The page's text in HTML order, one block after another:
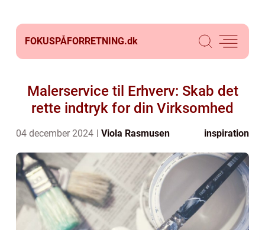
FOKUSPÅFORRETNING.dk
Malerservice til Erhverv: Skab det
rette indtryk for din Virksomhed
04 december 2024 Viola Rasmusen inspiration